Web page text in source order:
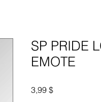
SP PRIDE
EMOTE
3,99 $Τιμή